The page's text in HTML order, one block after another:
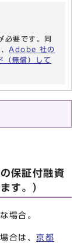
要です。同
Adobe 社の
無償）して
保証付融資
す。）
場合。
合は、京都